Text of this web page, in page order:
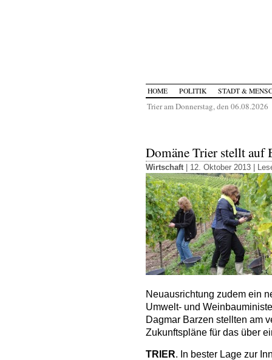
HOME POLITIK STADT &
Trier am Donnerstag, den 06.08.2026
Domäne Trier stellt auf
Wirtschaft | 12. Oktober 2013 |
Neuausrichtung zudem ein
Umwelt- und
Dagmar Barzen stellten am
Zukunftspläne für das über
TRIER. In bester Lage zur